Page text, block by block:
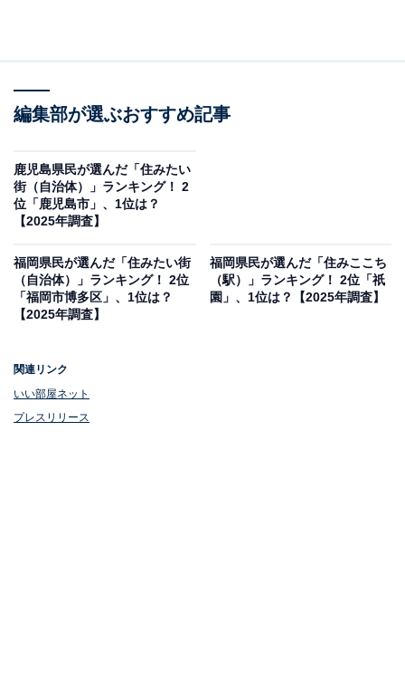
居住者からは「買い物も移動も便利で街も綺麗」「徒歩
っており、朝早く・夜遅くでも対応できる」との声が寄
せられ、利便性と都市の魅力が共存する点が評価されま
した。
編集部が選ぶおすすめ記事
鹿児島県民が選んだ「住みたい
街（自治体）」ランキング！ 2
位「鹿児島市」、1位は？
【2025年調査】
福岡県民が選んだ「住みたい街
（自治体）」ランキング！ 2位
「福岡市博多区」、1位は？
【2025年調査】
福岡県民が選んだ「住みここち
（駅）」ランキング！ 2位「祇
園」、1位は？【2025年調査】
関連リンク
いい部屋ネット
プレスリリース